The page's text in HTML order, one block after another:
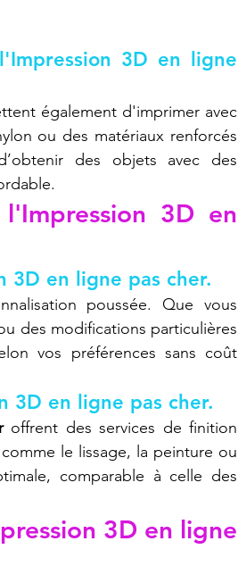
3D en ligne
également d'imprimer avec
ou des matériaux renforcés
des objets avec des
l'Impression 3D en
3D en ligne pas cher.
poussée. Que vous
des modifications particulières
vos préférences sans coût
3D en ligne pas cher.
offrent des services de finition
le lissage, la peinture ou
comparable à celle des
3D en ligne